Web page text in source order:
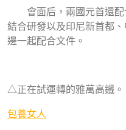
會面后，兩國元首還
結合研發以及印尼新首都
邊一起配合文件。
△正在試運轉的雅萬高鐵。
包養女人